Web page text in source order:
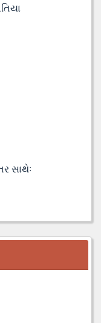
સાથેઃ